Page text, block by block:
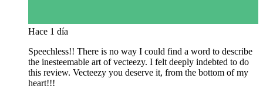
Hace 1 día
Speechless!! There is no way I could find a word to describe
the inesteemable art of vecteezy. I felt deeply indebted to do
this review. Vecteezy you deserve it, from the bottom of my
heart!!!